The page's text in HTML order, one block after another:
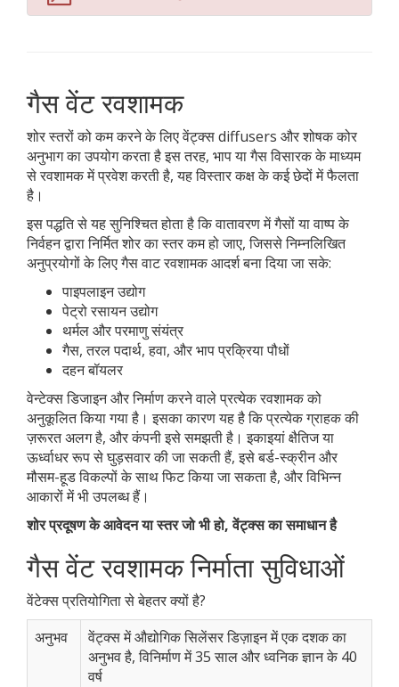
गैस वेंट रवशामक
शोर स्तरों को कम करने के लिए वेंट्क्स diffusers और शोषक कोर
अनुभाग का उपयोग करता है इस तरह, भाप या गैस विसारक के माध्यम
से रवशामक में प्रवेश करती है, यह विस्तार कक्ष के कई छेदों में फैलता
है।
इस पद्धति से यह सुनिश्चित होता है कि वातावरण में गैसों या वाष्प के
निर्वहन द्वारा निर्मित शोर का स्तर कम हो जाए, जिससे निम्नलिखित
अनुप्रयोगों के लिए गैस वाट रवशामक आदर्श बना दिया जा सके:
पाइपलाइन उद्योग
पेट्रो रसायन उद्योग
थर्मल और परमाणु संयंत्र
गैस, तरल पदार्थ, हवा, और भाप प्रक्रिया पौधों
दहन बॉयलर
वेन्टेक्स डिजाइन और निर्माण करने वाले प्रत्येक रवशामक को
अनुकूलित किया गया है। इसका कारण यह है कि प्रत्येक ग्राहक की
ज़रूरत अलग है, और कंपनी इसे समझती है। इकाइयां क्षैतिज या
ऊर्ध्वाधर रूप से घुड़सवार की जा सकती हैं, इसे बर्ड-स्क्रीन और
मौसम-हूड विकल्पों के साथ फिट किया जा सकता है, और विभिन्न
आकारों में भी उपलब्ध हैं।
शोर प्रदूषण के आवेदन या स्तर जो भी हो, वेंट्क्स का समाधान है
गैस वेंट रवशामक निर्माता सुविधाओं
वेंटेक्स प्रतियोगिता से बेहतर क्यों है?
अनुभव
वेंट्क्स में औद्योगिक सिलेंसर डिज़ाइन में एक दशक का
अनुभव है, विनिर्माण में 35 साल और ध्वनिक ज्ञान के 40
वर्ष